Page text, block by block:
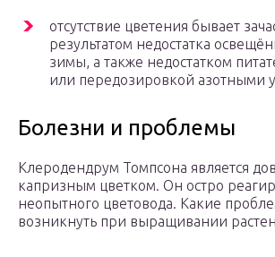
отсутствие цветения бывает
результатом недостатка
зимы, а также недостатком
или передозировкой азотными
Болезни и проблемы
Клеродендрум Томпсона является
капризным цветком. Он остро
неопытного цветовода. Какие
возникнуть при выращивании